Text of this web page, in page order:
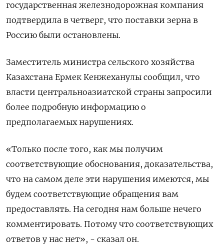
государственная железнодорожная компания
подтвердила в четверг, что поставки зерна в
Россию были остановлены.
Заместитель министра сельского хозяйства
Казахстана Ермек Кенжеханулы сообщил, что
власти центральноазиатской страны запросили
более подробную информацию о
предполагаемых нарушениях.
«Только после того, как мы получим
соответствующие обоснования, доказательства,
что на самом деле эти нарушения имеются, мы
будем соответствующие обращения вам
предоставлять. На сегодня нам больше нечего
комментировать. Потому что соответствующих
ответов у нас нет», - сказал он.